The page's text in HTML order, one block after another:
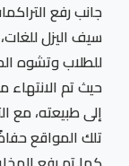
جانب رفع
سيف اليزل
للطلاب وتشوه
حيث تم
إلى طبيعته، مع
تلك المواقع